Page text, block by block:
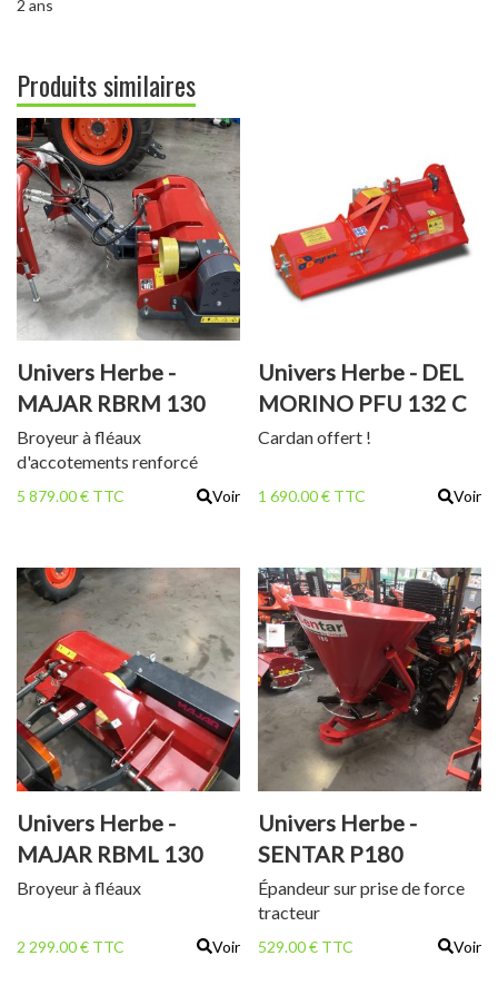
2 ans
Produits similaires
Univers Herbe -
MAJAR RBRM 130
AC
Broyeur à fléaux
d'accotements renforcé
5 879.00 € TTC Voir
Univers Herbe - DEL
MORINO PFU 132 C
Cardan offert !
1 690.00 € TTC Voir
Univers Herbe -
MAJAR RBML 130
Broyeur à fléaux
2 299.00 € TTC Voir
Univers Herbe -
SENTAR P180
Épandeur sur prise de force
tracteur
529.00 € TTC Voir